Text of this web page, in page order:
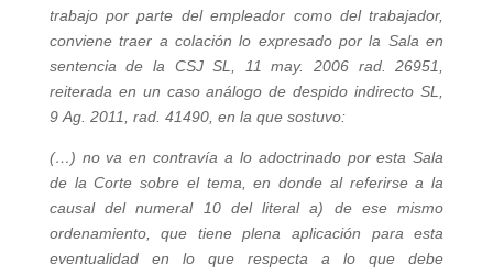
trabajo por parte del empleador como del trabajador,
conviene traer a colación lo expresado por la Sala en
sentencia de la CSJ SL, 11 may. 2006 rad. 26951,
reiterada en un caso análogo de despido indirecto SL,
9 Ag. 2011, rad. 41490, en la que sostuvo:
(…) no va en contravía a lo adoctrinado por esta Sala
de la Corte sobre el tema, en donde al referirse a la
causal del numeral 10 del literal a) de ese mismo
ordenamiento, que tiene plena aplicación para esta
eventualidad en lo que respecta a lo que debe